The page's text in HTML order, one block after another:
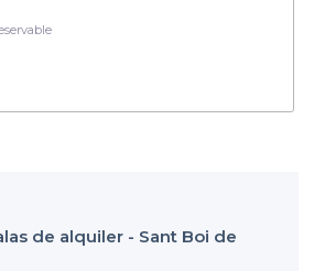
de alquiler - Sant Boi de